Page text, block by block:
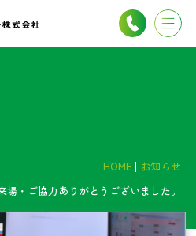
HOME
お知らせ
場・ご協力ありがとうございました。